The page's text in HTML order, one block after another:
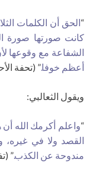
“الحق أن الكلمات
كانت صورتها صورة
الشفاعة مع وقوعها
أعظم خوفا.” (تحفة
ويقول الثعالبي:
“واعلم أكرمك الله
القصد ولا في غيره،
مندوحة عن الكذب.”